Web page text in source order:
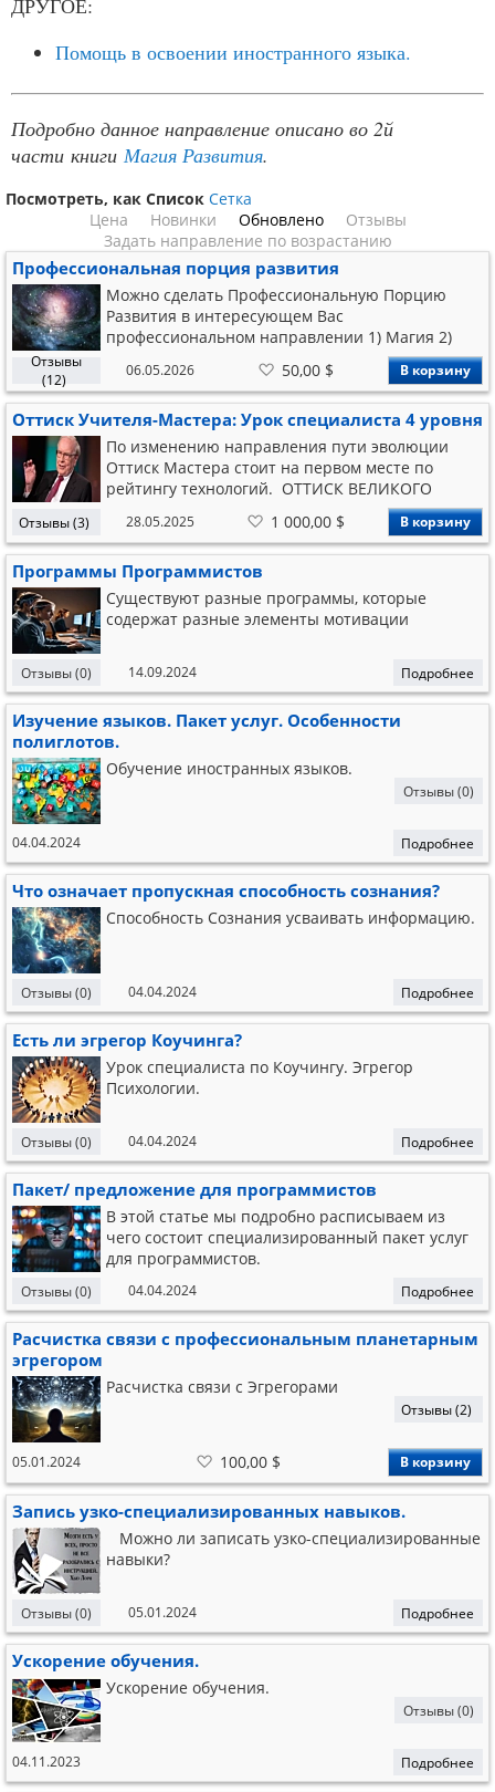
ДРУГОЕ:
Помощь в освоении иностранного языка.
Подробно данное направление описано во 2й
части книги Магия Развития.
Посмотреть, как Список Сетка
Цена
Новинки Обновлено
Отзывы
Задать направление по возрастанию
Профессиональная порция развития
Можно сделать Профессиональную Порцию
Развития в интересующем Вас
профессиональном направлении 1) Магия 2)
Целительство 3) Бизнес 4) менеджмент 5)
финансы 6) Техника (компьютеры) 7) Техника
(механизмы) Профессиональная порция
развития - это запись навыков через системы,
компьютеры Высоко
Отзывы
(12)
06.05.2026 В
список
желаний
50,00 $ В корзину
Оттиск Учителя-Мастера: Урок специалиста 4 уровня
По изменению направления пути эволюции
Оттиск Мастера стоит на первом месте по
рейтингу технологий. ОТТИСК ВЕЛИКОГО
МАСТЕРА При длительном общении, обучении
происходит оттиск Мастера, его качеств на
студента.В каждой области знаний таких
личностей, которые делают оттиск
минимальное количеств
Отзывы (3) 28.05.2025 В
список
желаний
1 000,00 $ В корзину
Программы Программистов
Существуют разные программы, которые
содержат разные элементы мотивации
Отзывы (0) 14.09.2024 Подробнее
Изучение языков. Пакет услуг. Особенности
полиглотов.
Обучение иностранных языков.
Отзывы (0)
04.04.2024 Подробнее
Что означает пропускная способность сознания?
Способность Сознания усваивать информацию.
Отзывы (0) 04.04.2024 Подробнее
Есть ли эгрегор Коучинга?
Урок специалиста по Коучингу. Эгрегор
Психологии.
Отзывы (0) 04.04.2024 Подробнее
Пакет/ предложение для программистов
В этой статье мы подробно расписываем из
чего состоит специализированный пакет услуг
для программистов.
Отзывы (0) 04.04.2024 Подробнее
Расчистка связи с профессиональным планетарным
эгрегором
Расчистка связи с Эгрегорами
Отзывы (2)
05.01.2024 В
список
желаний
100,00 $ В корзину
Запись узко-специализированных навыков.
Можно ли записать узко-специализированные
навыки?
Отзывы (0) 05.01.2024 Подробнее
Ускорение обучения.
Ускорение обучения.
Отзывы (0)
04.11.2023 Подробнее